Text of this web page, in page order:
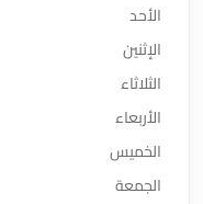
الأحد
الإثنين
الثلاثاء
الأربعاء
الخميس
الجمعة